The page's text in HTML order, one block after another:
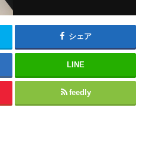
シェア
LINE
feedly